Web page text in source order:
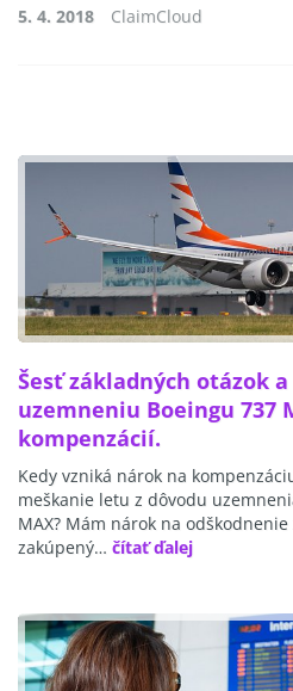
5. 4. 2018 ClaimCloud
Šesť základných otázok
uzemneniu Boeingu 737
kompenzácií.
Kedy vzniká nárok na
meškanie letu z dôvodu
MAX? Mám nárok na
zakúpený… čítať ďalej